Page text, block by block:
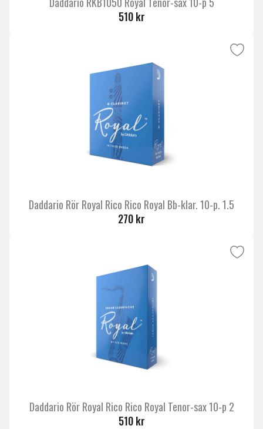
510 kr
Daddario Rör Royal Rico Rico Royal Bb-klar. 10-p. 1.5
270 kr
Daddario Rör Royal Rico Rico Royal Tenor-sax 10-p 2
510 kr